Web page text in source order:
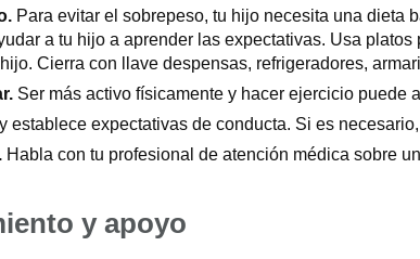
Para evitar el sobrepeso, tu hijo necesita una dieta
a tu hijo a aprender las expectativas. Usa
Cierra con llave despensas, refrigeradores,
Ser más activo físicamente y hacer ejercicio puede
establece expectativas de conducta. Si es
Habla con tu profesional de atención médica sobre
y apoyo